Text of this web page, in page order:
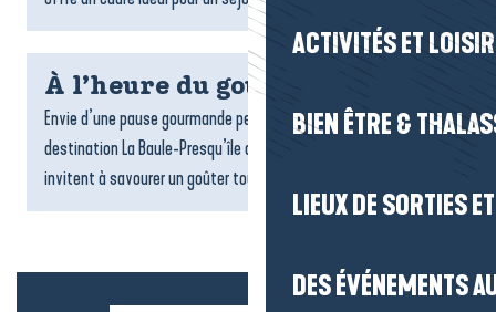
ACTIVITÉS ET
BIEN ÊTRE &
LIEUX DE SORTIES
DES ÉVÉNEMENTS
À l’heure du goûter
Envie d’une pause gourmande pendant votre séjour ? Sur la
destination La Baule-Presqu’île de Guérande, de nombreux lieux
invitent à savourer un goûter tout en douceur : salons...